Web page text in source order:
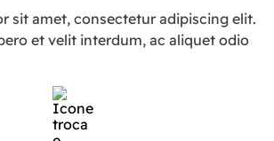
sit amet, consectetur adipiscing elit.
et velit interdum, ac aliquet odio